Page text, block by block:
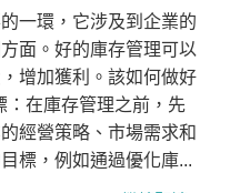
一環，它涉及到企業的
面。好的庫存管理可以
增加獲利。該如何做好
：在庫存管理之前，先
經營策略、市場需求和
標，例如通過優化庫...